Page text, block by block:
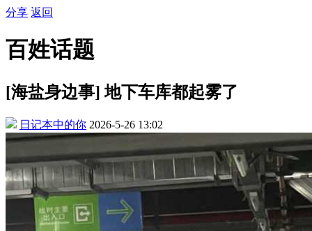
分享 返回
百姓话题
[海盐身边事] 地下车库都起雾了
日记本中的你 2026-5-26 13:02